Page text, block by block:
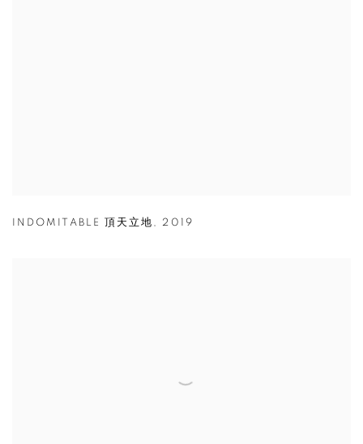
INDOMITABLE 頂天立地 2019